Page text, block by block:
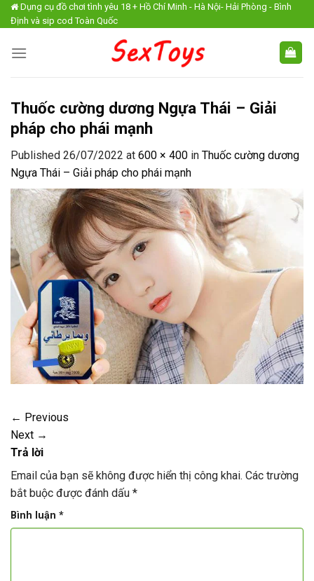
Skip
to
Dụng cụ đồ chơi tình yêu 18 + Hồ Chí Minh - Hà Nội- Hải Phòng - Bình
Định và sip cod Toàn Quốc
Thuốc cường dương Ngựa Thái – Giải
pháp cho phái mạnh
Published 26/07/2022 at 600 × 400 in Thuốc cường dương
Ngựa Thái – Giải pháp cho phái mạnh
← Previous
Next →
Trả lời
Email của bạn sẽ không được hiển thị công khai. Các trường
bắt buộc được đánh dấu *
Bình luận *